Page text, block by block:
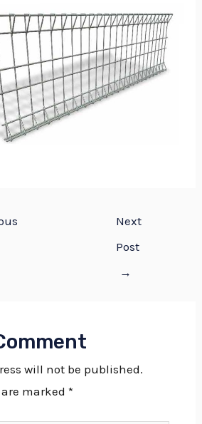
Next
Post
→
will not be published.
marked *